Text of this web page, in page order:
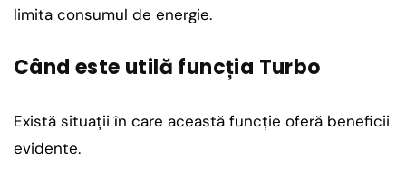
limita consumul de energie.
Când este utilă funcția Turbo
Există situații în care această funcție oferă beneficii
evidente.